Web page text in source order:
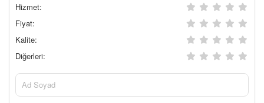
Hizmet:
Fiyat:
Kalite:
Diğerleri: